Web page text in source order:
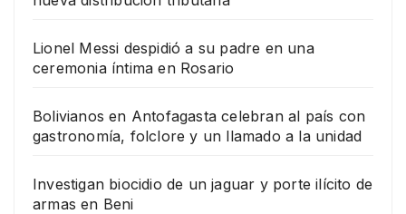
Lionel Messi despidió a su padre en una
ceremonia íntima en Rosario
Bolivianos en Antofagasta celebran al país con
gastronomía, folclore y un llamado a la unidad
Investigan biocidio de un jaguar y porte ilícito de
armas en Beni